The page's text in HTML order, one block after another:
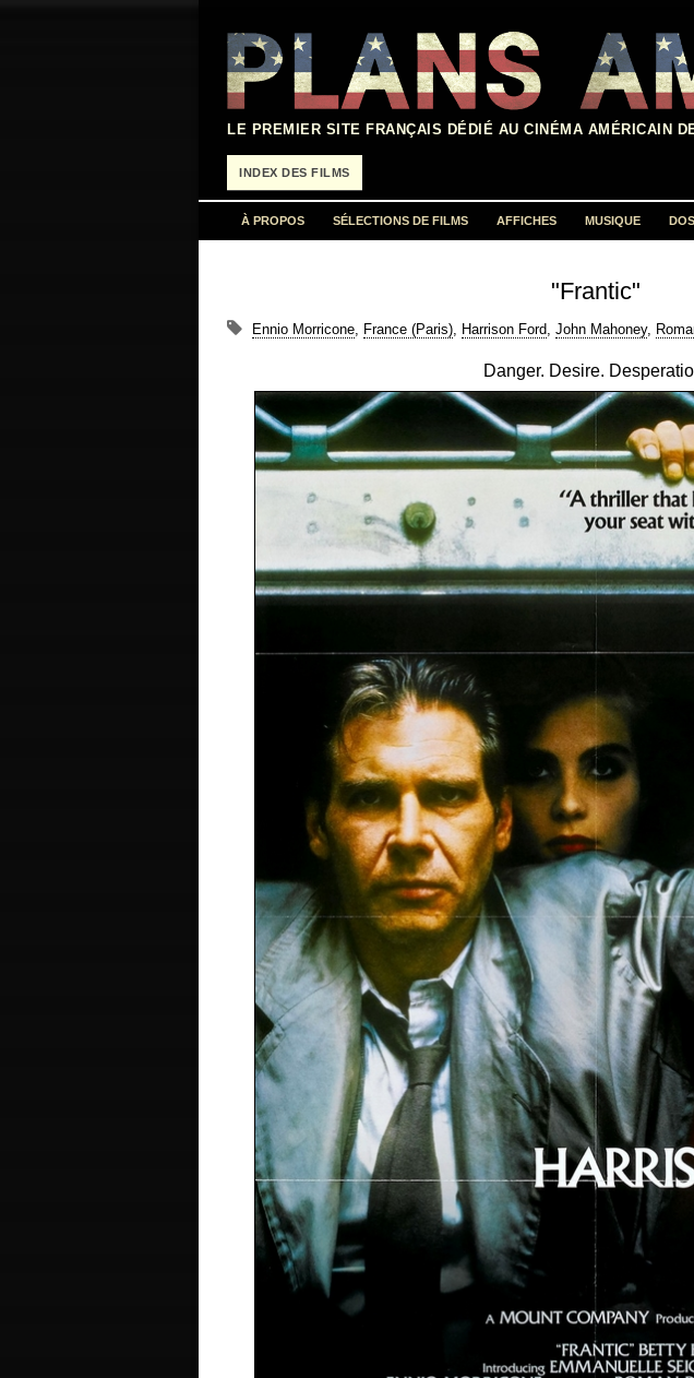
contenu
LE PREMIER SITE FRANÇAIS DÉDIÉ AU CINÉMA AMÉRICAIN
INDEX DES FILMS
À PROPOS SÉLECTIONS DE FILMS AFFICHES MUSIQUE
"Frantic"
Ennio Morricone, France (Paris), Harrison Ford, John Mahoney,
Danger. Desire.